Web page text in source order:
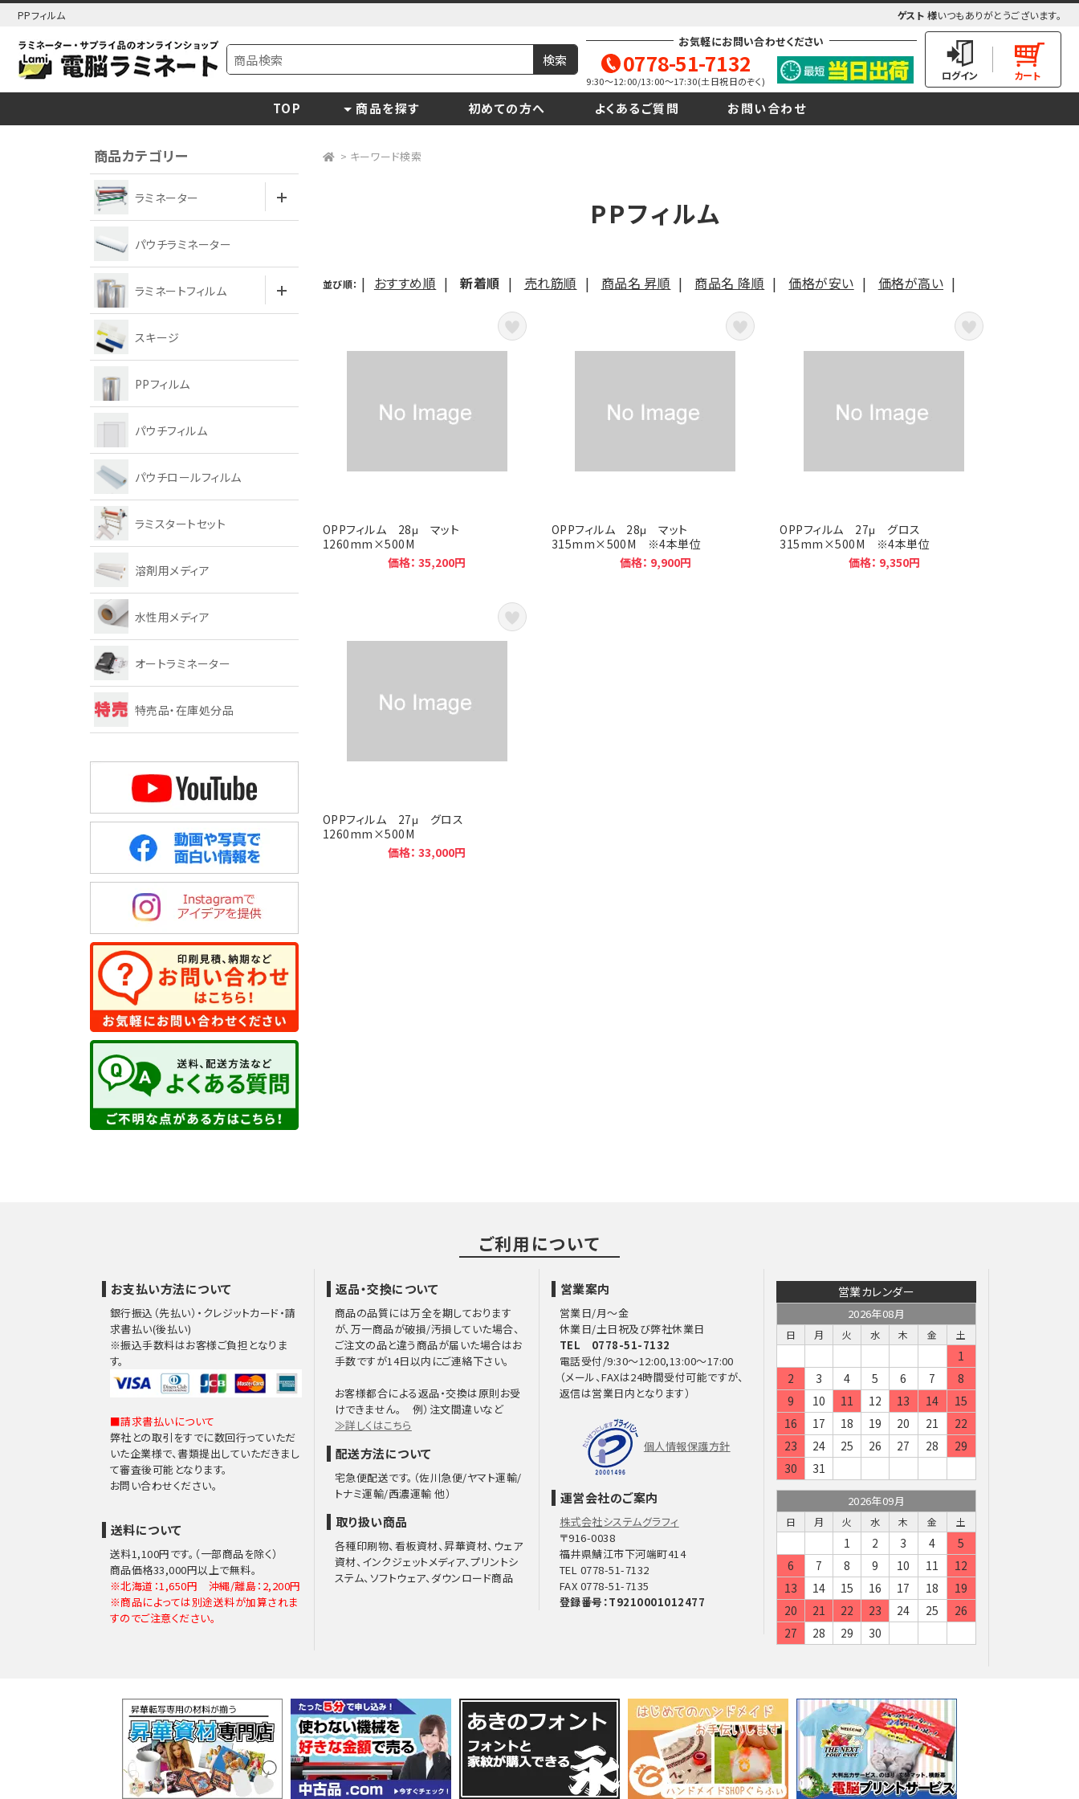
PPフィルム ゲスト 様いつもありがとうございます。
お気軽にお問い合わせください
0778-51-7132
9:30～12:00/13:00～17:30(土日祝日のぞく)
TOP 商品を探す 初めての方へ よくあるご質問 お問い合わせ
> キーワード検索
PPフィルム
並び順： | おすすめ順 | 新着順 | 売れ筋順 | 商品名 昇順 | 商品名 降順 | 価格が安い | 価格が高い |
OPPフィルム 28μ マット
1260mm×500M
価格： 35,200円
OPPフィルム 28μ マット
315mm×500M ※4本単位
価格： 9,900円
OPPフィルム 27μ グロス
315mm×500M ※4本単位
価格： 9,350円
OPPフィルム 27μ グロス
1260mm×500M
価格： 33,000円
商品カテゴリー
ラミネーター
パウチラミネーター
ラミネートフィルム
スキージ
PPフィルム
パウチフィルム
パウチロールフィルム
ラミスタートセット
溶剤用メディア
水性用メディア
オートラミネーター
特売品・在庫処分品
ご利用について
お支払い方法について
銀行振込（先払い）・クレジットカード・請
求書払い(後払い)
※振込手数料はお客様ご負担となりま
す。
■請求書払いについて
弊社との取引をすでに数回行っていただ
いた企業様で、書類提出していただきまし
て審査後可能となります。
お問い合わせください。
送料について
送料1,100円です。（一部商品を除く）
商品価格33,000円以上で無料。
※北海道：1,650円 沖縄/離島：2,200円
※商品によっては別途送料が加算されま
すのでご注意ください。
返品・交換について
商品の品質には万全を期しております
が、万一商品が破損/汚損していた場合、
ご注文の品と違う商品が届いた場合はお
手数ですが14日以内にご連絡下さい。
お客様都合による返品・交換は原則お受
けできません。 例）注文間違いなど
≫詳しくはこちら
配送方法について
宅急便配送です。（佐川急便/ヤマト運輸/
トナミ運輸/西濃運輸 他）
取り扱い商品
各種印刷物、看板資材、昇華資材、ウェア
資材、インクジェットメディア、プリントシ
ステム、ソフトウェア、ダウンロード商品
営業案内
営業日/月～金
休業日/土日祝及び弊社休業日
TEL 0778-51-7132
電話受付/9:30～12:00,13:00～17:00
（メール、FAXは24時間受付可能ですが、
返信は営業日内となります）
個人情報保護方針
運営会社のご案内
株式会社システムグラフィ
〒916-0038
福井県鯖江市下河端町414
TEL 0778-51-7132
FAX 0778-51-7135
登録番号：T9210001012477
営業カレンダー
2026年08月
日 月 火 水 木 金 土
1
2
3 4 5 6 7
8
9
10 11 12 13 14
15
16
17 18 19 20 21
22
23
24 25 26 27 28
29
30
31
2026年09月
日 月 火 水 木 金 土
1 2 3 4
5
6
7 8 9 10 11
12
13
14 15 16 17 18
19
20
21 22 23 24 25
26
27
28 29 30